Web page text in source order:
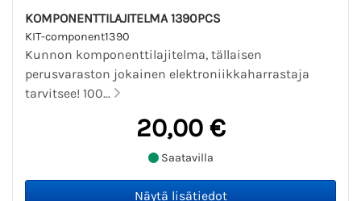
KOMPONENTTILAJITELMA 1390PCS
KIT-component1390
Kunnon komponenttilajitelma, tällaisen
perusvaraston jokainen elektroniikkaharrastaja
tarvitsee! 100...
20,00 €
Saatavilla